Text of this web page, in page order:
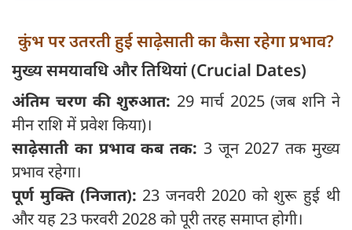
कुंभ पर उतरती हुई साढ़ेसाती का कैसा रहेगा प्रभाव?
मुख्य समयावधि और तिथियां (Crucial Dates)
अंतिम चरण की शुरुआत: 29 मार्च 2025 (जब शनि ने
मीन राशि में प्रवेश किया)।
साढ़ेसाती का प्रभाव कब तक: 3 जून 2027 तक मुख्य
प्रभाव रहेगा।
पूर्ण मुक्ति (निजात): 23 जनवरी 2020 को शुरू हुई थी
और यह 23 फरवरी 2028 को पूरी तरह समाप्त होगी।